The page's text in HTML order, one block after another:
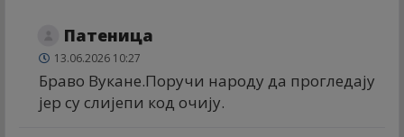
Патеница
13.06.2026 10:27
Браво Вукане.Поручи народу да прогледају
јер су слијепи код очију.